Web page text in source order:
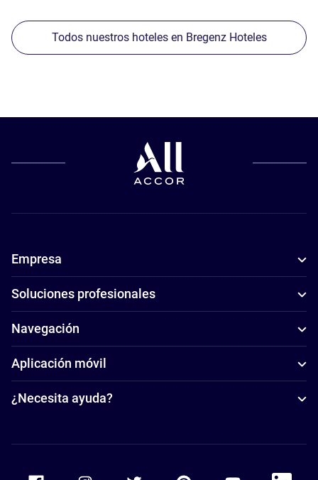
Todos nuestros hoteles en Bregenz Hoteles
Empresa
Soluciones profesionales
Navegación
Aplicación móvil
¿Necesita ayuda?
Accor Facebook Accor TwitterAccor PinterestAccor Youtube
Accor